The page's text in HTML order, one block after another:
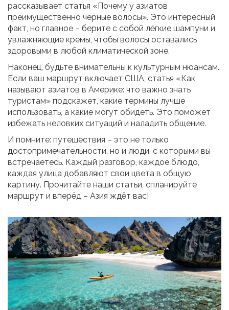
рассказывает статья «Почему у азиатов
преимущественно черные волосы». Это интересный
факт, но главное – берите с собой лёгкие шампуни и
увлажняющие кремы, чтобы волосы оставались
здоровыми в любой климатической зоне.
Наконец, будьте внимательны к культурным нюансам.
Если ваш маршрут включает США, статья «Как
называют азиатов в Америке: что важно знать
туристам» подскажет, какие термины лучше
использовать, а какие могут обидеть. Это поможет
избежать неловких ситуаций и наладить общение.
И помните: путешествия – это не только
достопримечательности, но и люди, с которыми вы
встречаетесь. Каждый разговор, каждое блюдо,
каждая улица добавляют свои цвета в общую
картину. Прочитайте наши статьи, спланируйте
маршрут и вперёд – Азия ждёт вас!